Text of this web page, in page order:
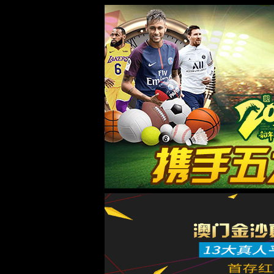
3522浦京集团vip